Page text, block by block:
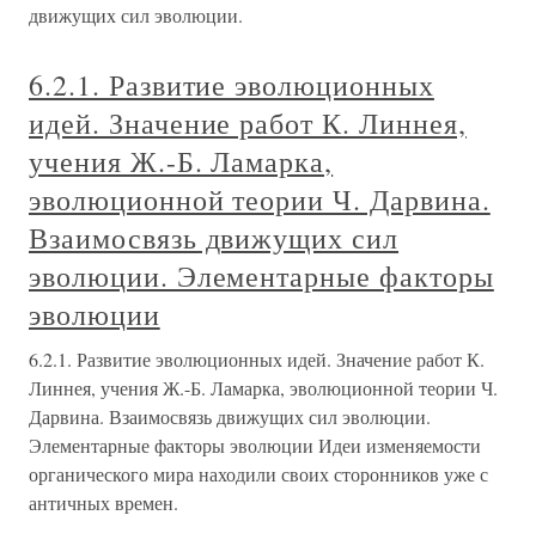
движущих сил эволюции.
6.2.1. Развитие эволюционных
идей. Значение работ К. Линнея,
учения Ж.-Б. Ламарка,
эволюционной теории Ч. Дарвина.
Взаимосвязь движущих сил
эволюции. Элементарные факторы
эволюции
6.2.1. Развитие эволюционных идей. Значение работ К.
Линнея, учения Ж.-Б. Ламарка, эволюционной теории Ч.
Дарвина. Взаимосвязь движущих сил эволюции.
Элементарные факторы эволюции Идеи изменяемости
органического мира находили своих сторонников уже с
античных времен.